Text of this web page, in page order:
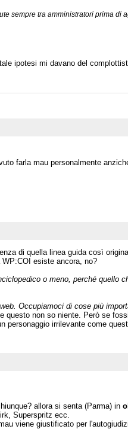
sempre tra amministratori prima di
ipotesi mi davano del
farla mau personalmente
di quella linea guida così
WP:COI esiste ancora, no?
o meno, perché quello
Occupiamoci di cose più
non so niente. Però se
personaggio irrilevante come
allora si senta (Parma) in
Superspritz ecc.
viene giustificato per